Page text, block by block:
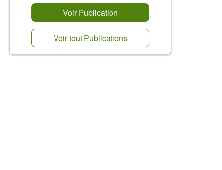
Voir Publication
Voir tout Publications